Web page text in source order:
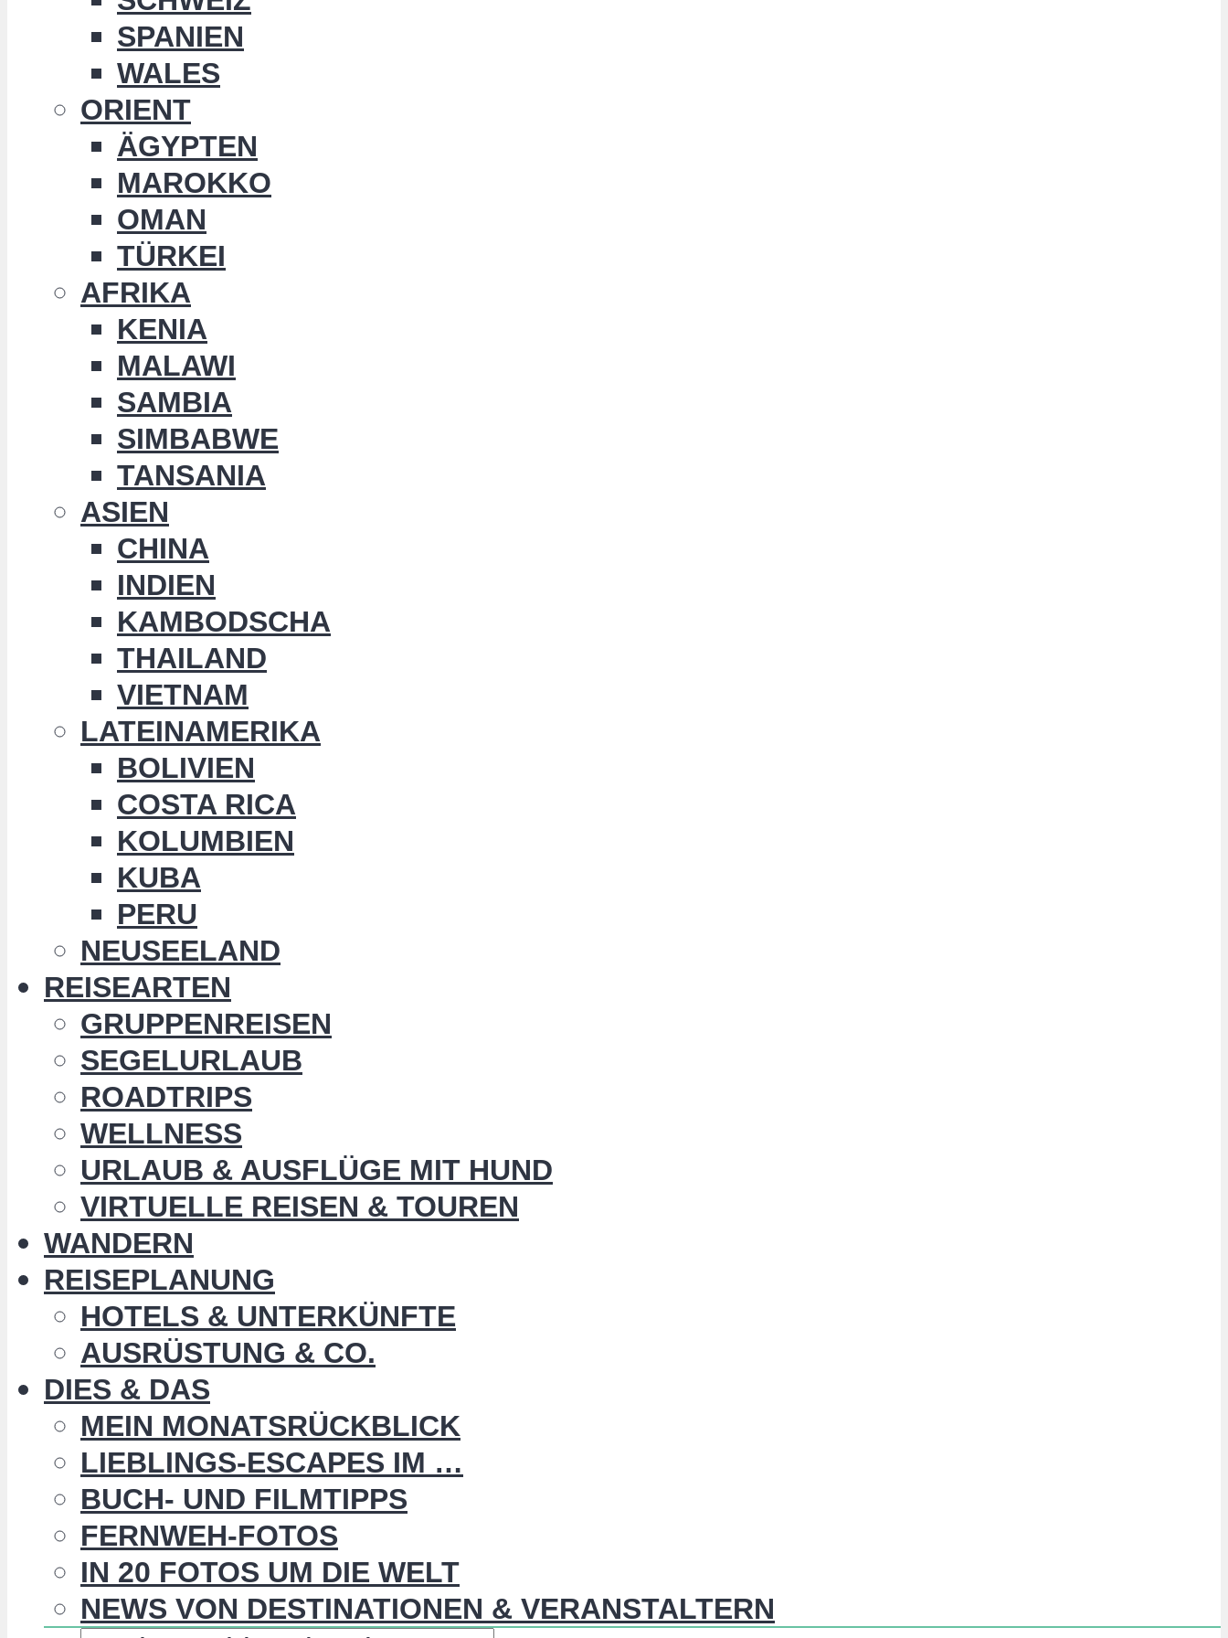
SPANIEN
WALES
ORIENT
ÄGYPTEN
MAROKKO
OMAN
TÜRKEI
AFRIKA
KENIA
MALAWI
SAMBIA
SIMBABWE
TANSANIA
ASIEN
CHINA
INDIEN
KAMBODSCHA
THAILAND
VIETNAM
LATEINAMERIKA
BOLIVIEN
COSTA RICA
KOLUMBIEN
KUBA
PERU
NEUSEELAND
REISEARTEN
GRUPPENREISEN
SEGELURLAUB
ROADTRIPS
WELLNESS
URLAUB & AUSFLÜGE MIT HUND
VIRTUELLE REISEN & TOUREN
WANDERN
REISEPLANUNG
HOTELS & UNTERKÜNFTE
AUSRÜSTUNG & CO.
DIES & DAS
MEIN MONATSRÜCKBLICK
LIEBLINGS-ESCAPES IM …
BUCH- UND FILMTIPPS
FERNWEH-FOTOS
IN 20 FOTOS UM DIE WELT
NEWS VON DESTINATIONEN & VERANSTALTERN